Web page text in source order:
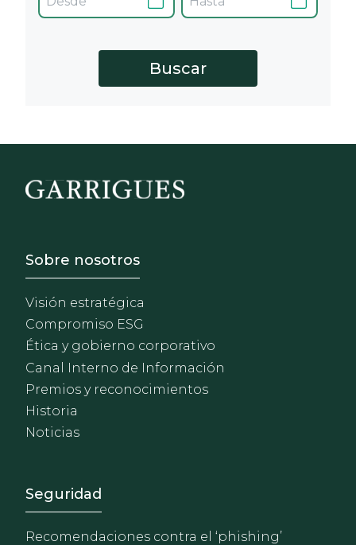
Footer - Sobre Nosotros
Sobre nosotros
Visión estratégica
Compromiso ESG
Ética y gobierno corporativo
Canal Interno de Información
Premios y reconocimientos
Historia
Noticias
Footer - Extranet y
Seguridad
Recomendaciones contra el ‘phishing’